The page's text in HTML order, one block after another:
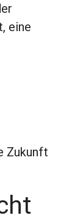
eine
Zukunft